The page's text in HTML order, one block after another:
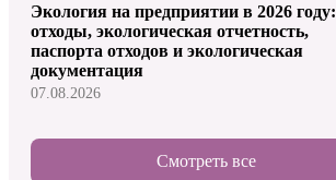
Экология на предприятии в 2026 году:
отходы, экологическая отчетность,
паспорта отходов и экологическая
документация
07.08.2026
Смотреть все